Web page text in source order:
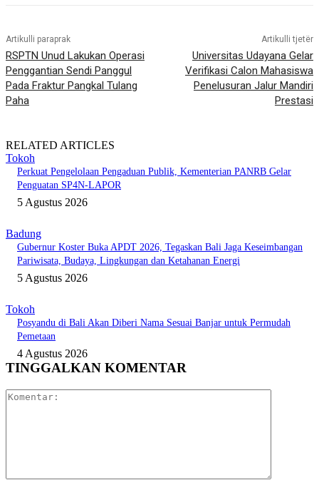
Artikulli paraprak
RSPTN Unud Lakukan Operasi
Penggantian Sendi Panggul
Pada Fraktur Pangkal Tulang
Paha
Artikulli tjetër
Universitas Udayana Gelar
Verifikasi Calon Mahasiswa
Penelusuran Jalur Mandiri
Prestasi
RELATED ARTICLES
Tokoh
Perkuat Pengelolaan Pengaduan Publik, Kementerian PANRB Gelar
Penguatan SP4N-LAPOR
5 Agustus 2026
Badung
Gubernur Koster Buka APDT 2026, Tegaskan Bali Jaga Keseimbangan
Pariwisata, Budaya, Lingkungan dan Ketahanan Energi
5 Agustus 2026
Tokoh
Posyandu di Bali Akan Diberi Nama Sesuai Banjar untuk Permudah
Pemetaan
4 Agustus 2026
TINGGALKAN KOMENTAR